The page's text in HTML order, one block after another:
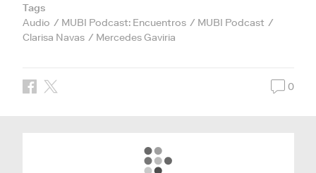
Tags
Audio
MUBI Podcast: Encuentros
MUBI Podcast
Clarisa Navas
Mercedes Gaviria
0